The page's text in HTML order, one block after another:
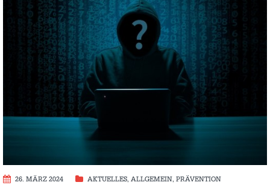
26. MÄRZ 2024 AKTUELLES, ALLGEMEIN, PRÄVENTION